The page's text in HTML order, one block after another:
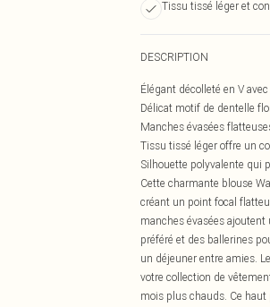
Tissu tissé léger et
DESCRIPTION
Élégant décolleté en V
Délicat motif de dentelle
Manches évasées
Tissu tissé léger offre un
Silhouette polyvalente qui
Cette charmante blouse
créant un point focal
manches évasées
préféré et des ballerines
un déjeuner entre amies.
votre collection de
mois plus chauds. Ce